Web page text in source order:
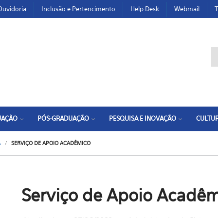
Inclusão e Pertencimento Help Desk Webmail
PÓS-GRADUAÇÃO PESQUISA E INOVAÇÃO
SERVIÇO DE APOIO ACADÊMICO
Serviço de Apoio